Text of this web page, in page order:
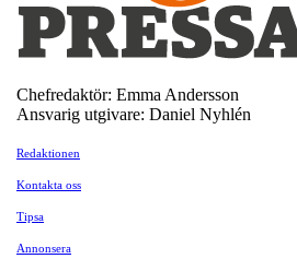
Chefredaktör: Emma Andersson
Ansvarig utgivare: Daniel Nyhlén
Redaktionen
Kontakta oss
Tipsa
Annonsera